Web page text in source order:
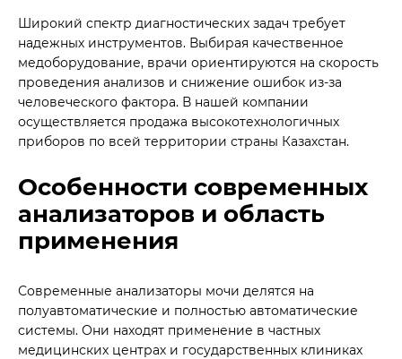
Широкий спектр диагностических задач требует
надежных инструментов. Выбирая качественное
медоборудование, врачи ориентируются на скорость
проведения анализов и снижение ошибок из-за
человеческого фактора. В нашей компании
осуществляется продажа высокотехнологичных
приборов по всей территории страны Казахстан.
Особенности современных
анализаторов и область
применения
Современные анализаторы мочи делятся на
полуавтоматические и полностью автоматические
системы. Они находят применение в частных
медицинских центрах и государственных клиниках